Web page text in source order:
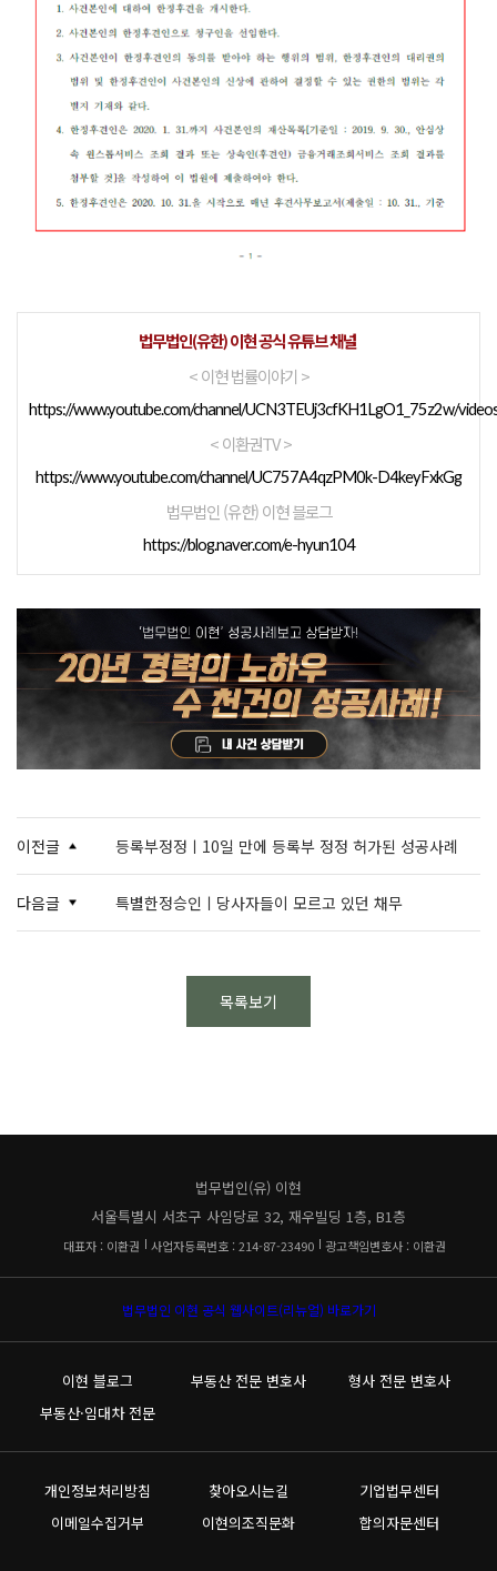
법무법인(유한) 이현 공식 유튜브 채널
< 이현 법률이야기 >
https://www.youtube.com/channel/UCN3TEUj3cfKH1LgO1_75z2w/
< 이환권TV >
https://www.youtube.com/channel/UC757A4qzPM0k-D4keyFxkGg
법무법인 (유한) 이현 블로그
https://blog.naver.com/e-hyun104
이전글 등록부정정ㅣ10일 만에 등록부 정정 허가된 성공사례
다음글 특별한정승인ㅣ당사자들이 모르고 있던 채무
목록보기
법무법인(유) 이현
서울특별시 서초구 사임당로 32, 재우빌딩 1층, B1층
대표자 : 이환권 사업자등록번호 : 214-87-23490 광고책임변호사 : 이환권
법무법인 이현 공식 웹사이트(리뉴얼) 바로가기
이현 블로그 부동산 전문 변호사
형사 전문 변호사
부동산·임대차 전문
개인정보처리방침 찾아오시는길
기업법무센터
이메일수집거부
이현의조직문화 합의자문센터